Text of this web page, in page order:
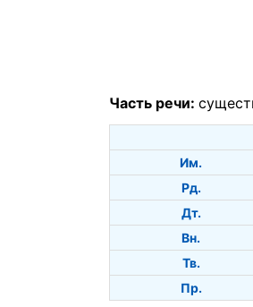
Часть речи:
Им.
Рд.
Дт.
Вн.
Тв.
Пр.